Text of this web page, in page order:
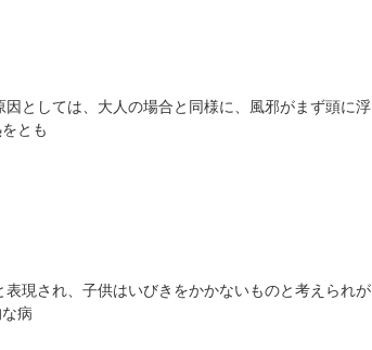
としては、大人の場合と同様に、風邪がまず頭に浮
とも
現され、子供はいびきをかかないものと考えられが
病